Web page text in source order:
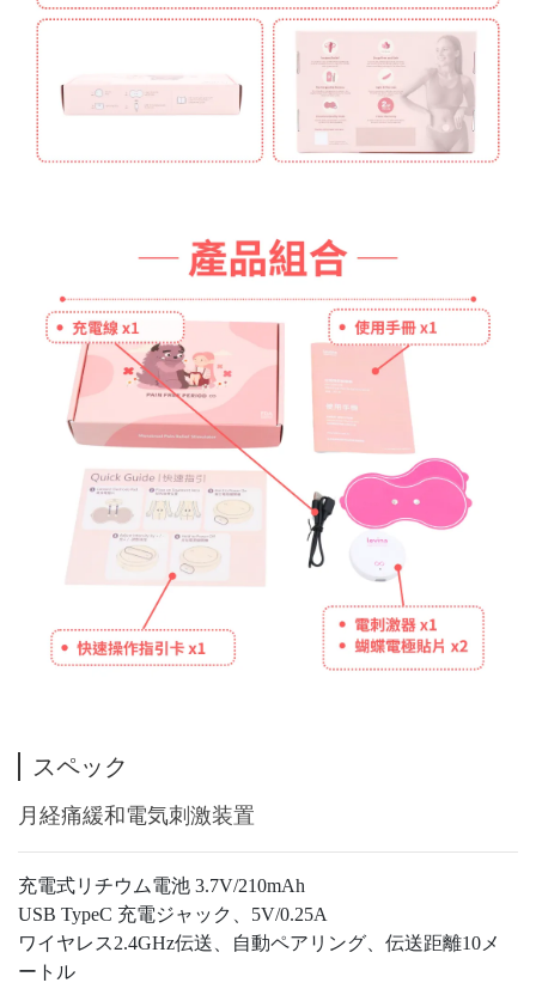
スペック
月経痛緩和電気刺激装置
充電式リチウム電池 3.7V/210mAh
USB TypeC 充電ジャック、5V/0.25A
ワイヤレス2.4GHz伝送、自動ペアリング、伝送距離10メ
ートル